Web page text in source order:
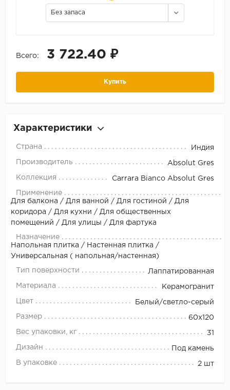
Без запаса
Всего: 3 722.40 ₽
Купить
Характеристики
Страна Индия
Производитель Absolut Gres
Коллекция Carrara Bianco Absolut Gres
Применение
Для балкона / Для ванной / Для гостиной / Для
коридора / Для кухни / Для общественных
помещений / Для улицы / Для фартука
Назначение
Напольная плитка / Настенная плитка /
Универсальная ( напольная/настенная)
Тип поверхности Лаппатированная
Материала Керамогранит
Цвет Белый/светло-серый
Размер 60x120
Вес упаковки, кг 31
Дизайн Под камень
В упаковке 2 шт